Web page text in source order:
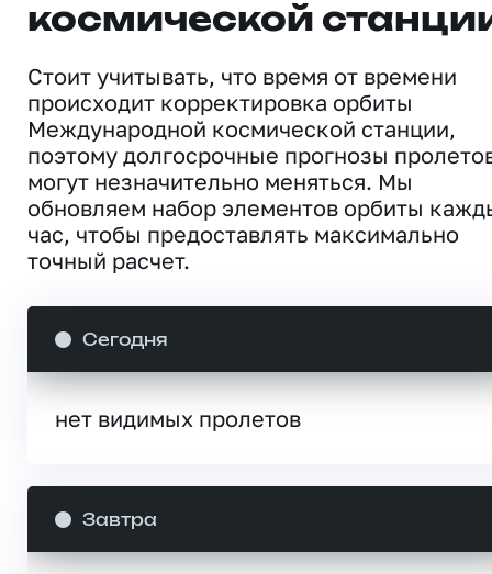
космической
Стоит учитывать, что время от времени
происходит корректировка орбиты
Международной космической станции,
поэтому долгосрочные прогнозы
могут незначительно меняться. Мы
обновляем набор элементов орбиты
час, чтобы предоставлять максимально
точный расчет.
Сегодня
нет видимых пролетов
Завтра